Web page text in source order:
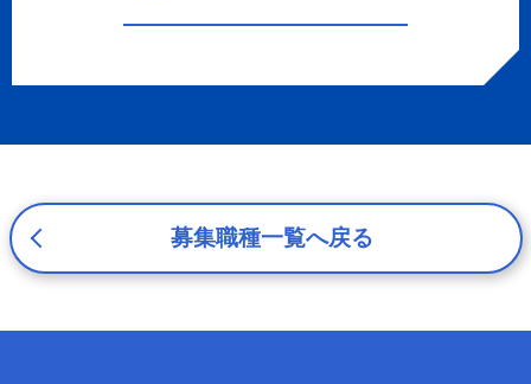
3. プライバシー尊重
4. 法令等の遵守
応募者等の個人情報の取得、利用その他一切の取り扱いに
令、及び本プライバシーポリシーを遵守します。
募集職種一覧へ戻る